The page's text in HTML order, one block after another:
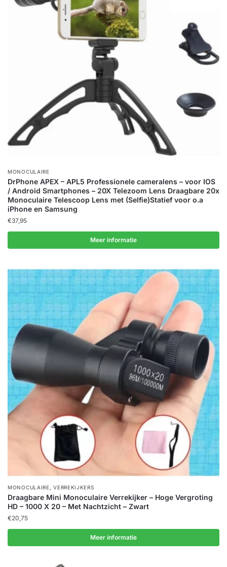
MONOCULAIRE
DrPhone APEX – APL5 Professionele cameralens – voor IOS
/ Android Smartphones – 20X Telezoom Lens Draagbare 20x
Monoculaire Telescoop Lens met (Selfie)Statief voor o.a
iPhone en Samsung
€37,95
Meer informatie
MONOCULAIRE,VERREKIJKERS
Draagbare Mini Monoculaire Verrekijker – Hoge Vergroting
HD – 1000 X 20 – Met Nachtzicht – Zwart
€20,75
Meer informatie